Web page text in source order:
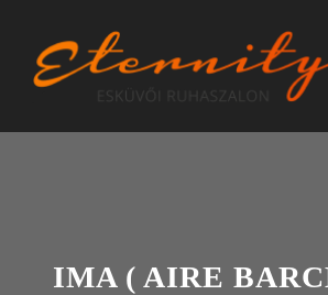
IMA ( AIRE